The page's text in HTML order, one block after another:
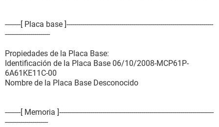
Identificador del slot PCI2
Tipo PCI
Ancho del Bus de datos 32 bits
Longitud Largo
[ Slots del sistema / PCI3 ]
Identificador del slot PCI3
Tipo PCI-E x1
--------[ Placa base ]---------------------------------------------------------------------------
-----------------------
Propiedades de la Placa Base:
Identificación de la Placa Base 06/10/2008-MCP61P-
6A61KE11C-00
Nombre de la Placa Base Desconocido
--------[ Memoria ]-------------------------------------------------------------------------------
----------------------